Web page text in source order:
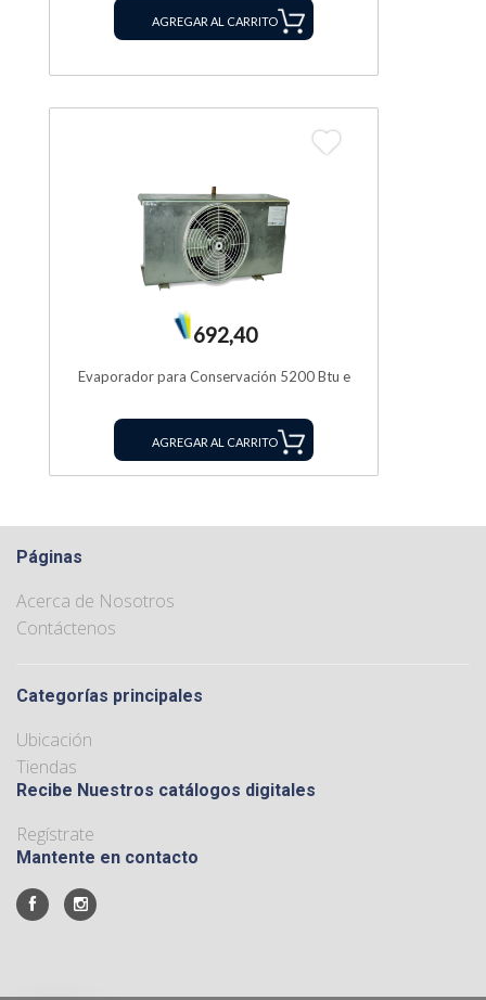
AGREGAR AL CARRITO
692,40
Evaporador para Conservación 5200 Btu e
AGREGAR AL CARRITO
Páginas
Acerca de Nosotros
Contáctenos
Categorías principales
Ubicación
Tiendas
Recibe Nuestros catálogos digitales
Regístrate
Mantente en contacto